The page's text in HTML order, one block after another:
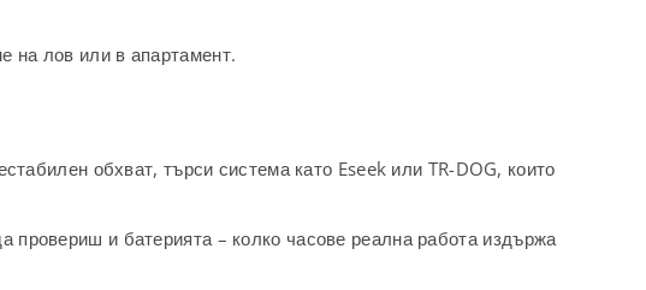
на лов или в апартамент.
обхват, търси система като Eseek или TR-DOG, които
провериш и батерията – колко часове реална работа издържа